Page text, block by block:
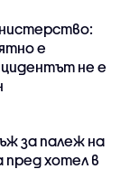
е
не е
за палеж на
пред хотел в